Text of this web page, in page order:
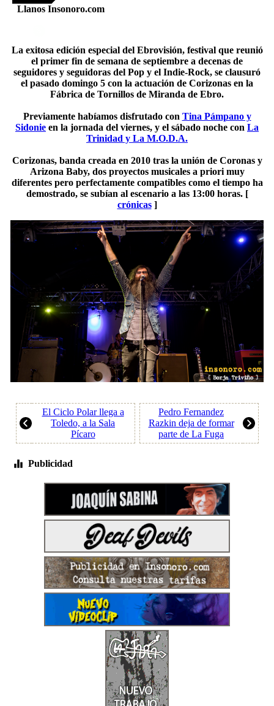
Llanos Insonoro.com
La exitosa edición especial del Ebrovisión, festival que reunió
el primer fin de semana de septiembre a decenas de
seguidores y seguidoras del Pop y el Indie-Rock, se clausuró
el pasado domingo 5 con la actuación de Corizonas en la
Fábrica de Tornillos de Miranda de Ebro.
Previamente habíamos disfrutado con Tina Pámpano y
Sidonie en la jornada del viernes, y el sábado noche con La
Trinidad y La M.O.D.A.
Corizonas, banda creada en 2010 tras la unión de Coronas y
Arizona Baby, dos proyectos musicales a priori muy
diferentes pero perfectamente compatibles como el tiempo ha
demostrado, se subían al escenario a las 13:00 horas. [
crónicas]
El Ciclo Polar llega a
Toledo, a la Sala
Pícaro
Pedro Fernandez
Razkin deja de formar
parte de La Fuga
Publicidad